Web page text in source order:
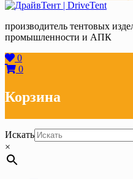
производитель тентовых
промышленности и АПК
0
0
Корзина
Искать
×